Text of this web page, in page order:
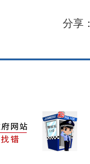
分享：